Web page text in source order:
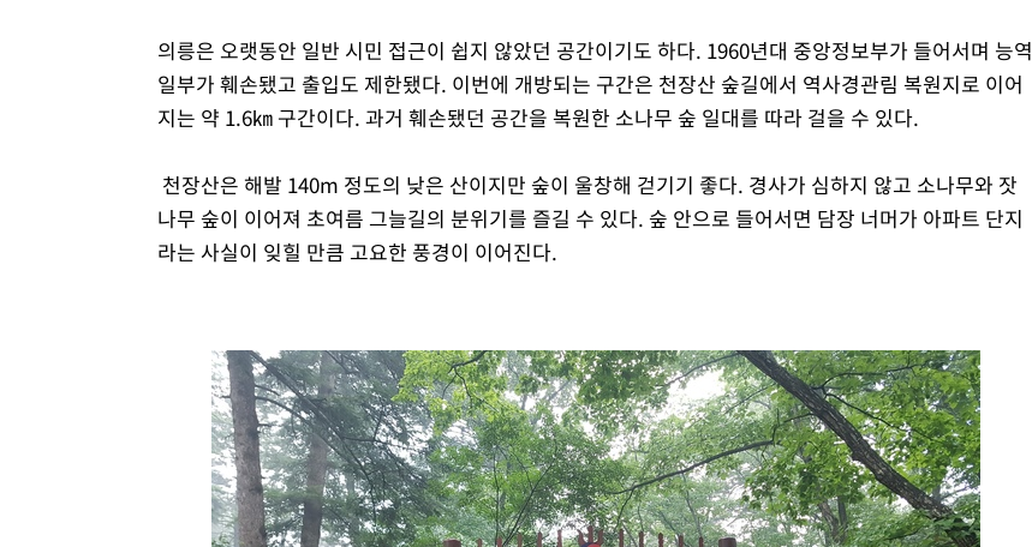
의릉은 오랫동안 일반 시민 접근이 쉽지 않았던 공간이기도 하다. 1960년대 중앙정보부가 들어서며 능역
일부가 훼손됐고 출입도 제한됐다. 이번에 개방되는 구간은 천장산 숲길에서 역사경관림 복원지로 이어
지는 약 1.6㎞ 구간이다. 과거 훼손됐던 공간을 복원한 소나무 숲 일대를 따라 걸을 수 있다.
천장산은 해발 140m 정도의 낮은 산이지만 숲이 울창해 걷기기 좋다. 경사가 심하지 않고 소나무와 잣
나무 숲이 이어져 초여름 그늘길의 분위기를 즐길 수 있다. 숲 안으로 들어서면 담장 너머가 아파트 단지
라는 사실이 잊힐 만큼 고요한 풍경이 이어진다.